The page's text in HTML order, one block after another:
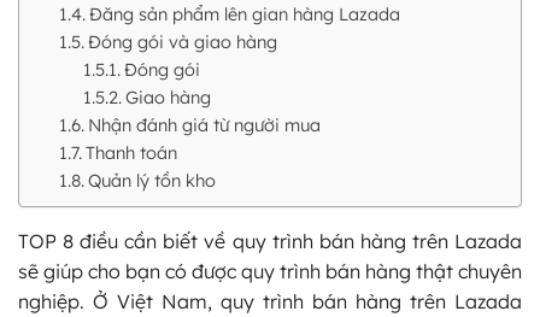
Đăng sản phẩm lên gian hàng Lazada
Đóng gói và giao hàng
Đóng gói
Giao hàng
Nhận đánh giá từ người mua
Thanh toán
Quản lý tồn kho
TOP 8 điều cần biết về quy trình bán hàng trên Lazada
sẽ giúp cho bạn có được quy trình bán hàng thật chuyên
nghiệp. Ở Việt Nam, quy trình bán hàng trên Lazada